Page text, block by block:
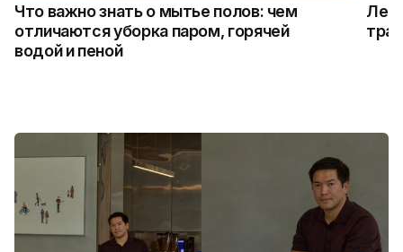
Что важно знать о мытье полов: чем
отличаются уборка паром, горячей
водой и пеной